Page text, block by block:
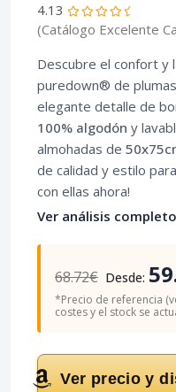
4.13
(Catálogo Excelente
Descubre el confort y
puredown® de
elegante detalle de
100% algodón y
almohadas de
de calidad y estilo
con ellas ahora!
Ver análisis completo
68.72€ Desde:
*Precio de referencia
costes y el stock se
Ver precio y